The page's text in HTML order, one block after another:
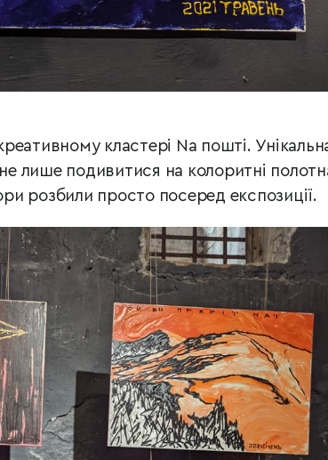
кластері Nа пошті.
лише подивитися на колоритні
розбили просто посеред експозиції.